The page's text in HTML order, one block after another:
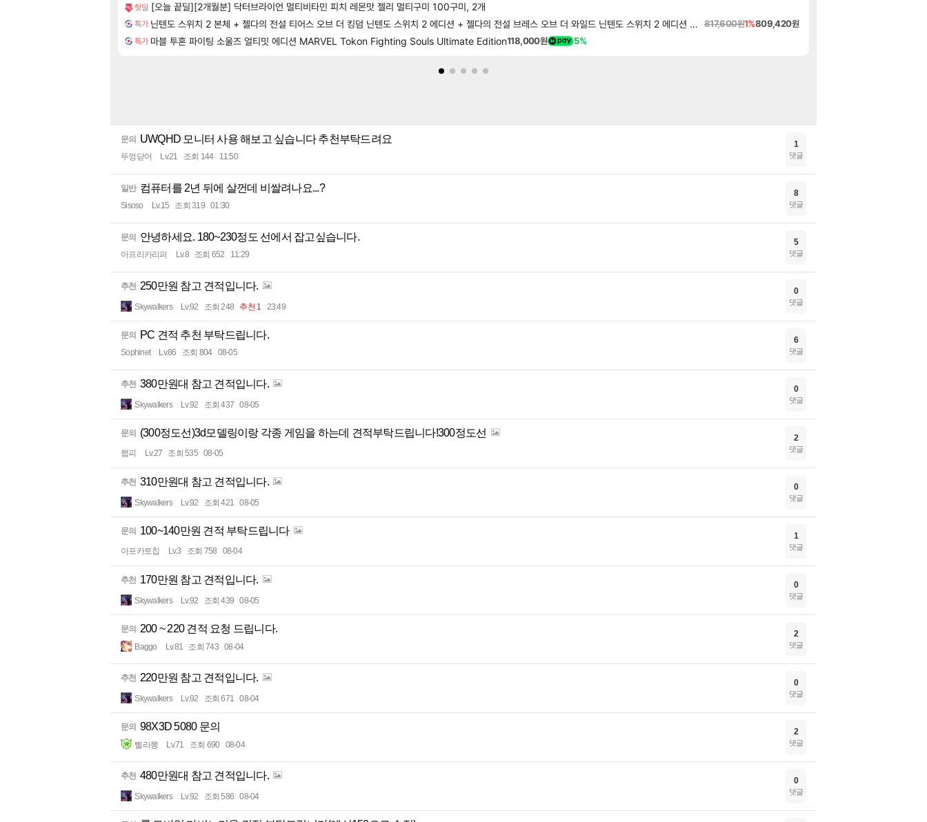
핫딜 [오늘 끝딜][2개월분] 닥터브라이언 멀티비타민 피치 레몬맛 젤리 멀티구미 100구미, 2개
특가 닌텐도 스위치 2 본체 + 젤다의 전설 티어스 오브 더 킹덤 닌텐도 스위치 2 에디션 + 젤다의 전설 브레스 오브 더 와일드 닌텐도 스위치 2 에디션 번들 817,600원1%809,420원
특가 마블 투혼 파이팅 소울즈 얼티밋 에디션 MARVEL Tokon Fighting Souls Ultimate Edition118,000원 5%
문의 UWQHD 모니터 사용 해보고 싶습니다 추천부탁드려요
뚜껑닫어 Lv.21 조회 144 11:50
1
댓글
일반 컴퓨터를 2년 뒤에 살껀데 비쌀려나요...?
Sisoso Lv.15 조회 319 01:30
8
댓글
문의 안녕하세요. 180~230정도 선에서 잡고싶습니다.
아프리카리퍼 Lv.8 조회 652 11:29
5
댓글
추천 250만원 참고 견적입니다.
Skywalkers Lv.92 조회 248 추천 1 23:49
0
댓글
문의 PC 견적 추천 부탁드립니다.
Sophinet Lv.86 조회 804 08-05
6
댓글
추천 380만원대 참고 견적입니다.
Skywalkers Lv.92 조회 437 08-05
0
댓글
문의 (300정도선)3d모델링이랑 각종 게임을 하는데 견적부탁드립니다!300정도선
햅피 Lv.27 조회 535 08-05
2
댓글
추천 310만원대 참고 견적입니다.
Skywalkers Lv.92 조회 421 08-05
0
댓글
문의 100~140만원 견적 부탁드립니다
아포카토칩 Lv.3 조회 758 08-04
1
댓글
추천 170만원 참고 견적입니다.
Skywalkers Lv.92 조회 439 08-05
0
댓글
문의 200 ~ 220 견적 요청 드립니다.
Baggo Lv.81 조회 743 08-04
2
댓글
추천 220만원 참고 견적입니다.
Skywalkers Lv.92 조회 671 08-04
0
댓글
문의 98X3D 5080 문의
삘라뽕 Lv.71 조회 690 08-04
2
댓글
추천 480만원대 참고 견적입니다.
Skywalkers Lv.92 조회 586 08-04
0
댓글